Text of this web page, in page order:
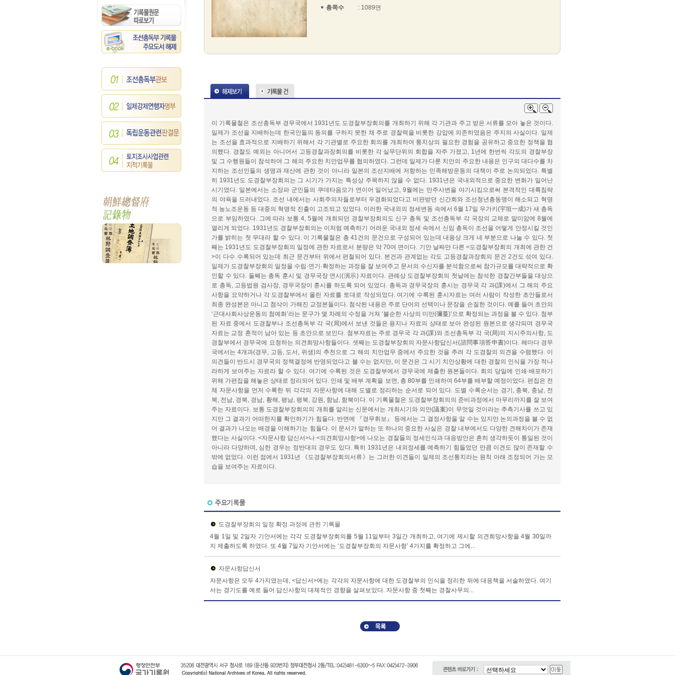
총쪽수 : 1089면
이 기록물철은 조선총독부 경무국에서 1931년도 도경찰부장회의를 개최하기 위해 각 기관과 주고 받은 서류를 모아 놓은 것이다.
일제가 조선을 지배하는데 한국인들의 동의를 구하지 못한 채 주로 경찰력을 비롯한 강압에 의존하였음은 주지의 사실이다. 일제
는 조선을 효과적으로 지배하기 위해서 각 기관별로 주요한 회의를 개최하여 통치상의 필요한 경험을 공유하고 중요한 정책을 협
의했다. 경찰도 예외는 아니어서 고등경찰과장회의를 비롯한 각 실무단위의 회합을 자주 가졌고, 1년에 한번씩 각도의 경찰부장
및 그 수행원들이 참석하여 그 해의 주요한 치안업무를 협의하였다. 그런데 일제가 다룬 치안의 주요한 내용은 인구의 대다수를 차
지하는 조선인들의 생명과 재산에 관한 것이 아니라 일본의 조선지배에 저항하는 민족해방운동의 대책이 주로 논의되었다. 특별
히 1931년도 도경찰부장회의는 그 시기가 가지는 특성상 주목하지 않을 수 없다. 1931년은 국내외적으로 중요한 변화가 일어난
시기였다. 일본에서는 소장파 군인들의 쿠데타음모가 연이어 일어났고, 9월에는 만주사변을 야기시킴으로써 본격적인 대륙침략
의 야욕을 드러내었다. 조선 내에서는 사회주의자들로부터 우경화되었다고 비판받던 신간회와 조선청년총동맹이 해소되고 혁명
적 농노조운동 등 대중의 혁명적 진출이 고조되고 있었다. 이러한 국내외의 정세변동 속에서 6월 17일 우가키(宇垣一成)가 새 총독
으로 부임하였다. 그에 따라 보통 4, 5월에 개최되던 경찰부장회의도 신구 총독 및 조선총독부 각 국장의 교체로 말미암에 8월에
열리게 되었다. 1931년도 경찰부장회의는 이처럼 예측하기 어려운 국내외 정세 속에서 신임 총독이 조선을 어떻게 안정시킬 것인
가를 밝히는 첫 무대라 할 수 있다. 이 기록물철은 총 41건의 문건으로 구성되어 있는데 내용상 크게 네 부분으로 나눌 수 있다. 첫
째는 1931년도 도경찰부장회의 일정에 관한 자료로서 분량은 약 70여 면이다. 기안 날짜만 다른 <도경찰부장회의 개최에 관한 건
>이 다수 수록되어 있는데 최근 문건부터 위에서 편철되어 있다. 본건과 관계없는 각도 고등경찰과장회의 문건 2건도 섞여 있다.
일제가 도경찰부장회의 일정을 수립·연기·확정하는 과정을 잘 보여주고 문서의 수신자를 분석함으로써 참가규모를 대략적으로 확
인할 수 있다. 둘째는 총독 훈시 및 경무국장 연시(演示) 자료이다. 관례상 도경찰부장회의 첫날에는 참석한 경찰간부들을 대상으
로 총독, 고등법원 검사장, 경무국장이 훈시를 하도록 되어 있었다. 총독과 경무국장의 훈시는 경무국 각 과(課)에서 그 해의 주요
사항을 요약하거나 각 도경찰부에서 올린 자료를 토대로 작성되었다. 여기에 수록된 훈시자료는 여러 사람이 작성한 초안들로서
최종 완성본은 아니고 첨삭이 가해진 교정본들이다. 첨삭된 내용은 주로 단어의 선택이나 문장을 손질한 것이다. 예를 들어 초안의
‘근대사회사상운동의 첨예화’라는 문구가 몇 차례의 수정을 거쳐 ‘불순한 사상의 미만(彌蔓)’으로 확정되는 과정을 볼 수 있다. 첨부
된 자료 중에서 도경찰부나 조선총독부 각 국(局)에서 보낸 것들은 용지나 자료의 상태로 보아 완성된 원본으로 생각되며 경무국
자료는 교정 흔적이 남아 있는 등 초안으로 보인다. 첨부자료는 주로 경무국 각 과(課)와 조선총독부 각 국(局)의 지시주의사항, 도
경찰부에서 경무국에 요청하는 의견희망사항들이다. 셋째는 도경찰부장회의 자문사항답신서(諮問事項答申書)이다. 해마다 경무
국에서는 4개과(경무, 고등, 도서, 위생)의 추천으로 그 해의 치안업무 중에서 주요한 것을 추려 각 도경찰의 의견을 수렴했다. 이
의견들이 반드시 경무국의 정책결정에 반영되었다고 볼 수는 없지만, 이 문건은 그 시기 치안상황에 대한 경찰의 인식을 가장 적나
라하게 보여주는 자료라 할 수 있다. 여기에 수록된 것은 도경찰부에서 경무국에 제출한 원본들이다. 회의 당일에 인쇄·배포하기
위해 가편집을 해놓은 상태로 정리되어 있다. 인쇄 및 배부 계획을 보면, 총 80부를 인쇄하여 64부를 배부할 예정이었다. 편집은 전
체 자문사항을 먼저 수록한 뒤 각각의 자문사항에 대해 도별로 정리하는 순서로 되어 있다. 도별 수록순서는 경기, 충북, 충남, 전
북, 전남, 경북, 경남, 황해, 평남, 평북, 강원, 함남, 함북이다. 이 기록물철은 도경찰부장회의의 준비과정에서 마무리까지를 잘 보여
주는 자료이다. 보통 도경찰부장회의의 개최를 알리는 신문에서는 개최시기와 의안(議案)이 무엇일 것이라는 추측기사를 쓰고 있
지만 그 결과가 어떠한지를 확인하기가 힘들다. 반면에 『경무휘보』 등에서는 그 결정사항을 알 수는 있지만 논의과정을 볼 수 없
어 결과가 나오는 배경을 이해하기는 힘들다. 이 문서가 말하는 또 하나의 중요한 사실은 경찰 내부에서도 다양한 견해차이가 존재
했다는 사실이다. <자문사항 답신서>나 <의견희망사항>에 나오는 경찰들의 정세인식과 대응방안은 흔히 생각하듯이 통일된 것이
아니라 다양하며, 심한 경우는 정반대의 경우도 있다. 특히 1931년은 내외정세를 예측하기 힘들었던 만큼 이견도 많이 존재할 수
밖에 없었다. 이런 점에서 1931년 《도경찰부장회의서류》는 그러한 이견들이 일제의 조선통치라는 원칙 아래 조정되어 가는 모
습을 보여주는 자료이다.
도경찰부장회의 일정 확정 과정에 관한 기록물
4월 1일 및 2일자 기안서에는 각각 도경찰부장회의를 5월 11일부터 3일간 개최하고, 여기에 제시할 의견희망사항을 4월 30일까
지 제출하도록 하였다. 또 4월 7일자 기안서에는 ‘도경찰부장회의 자문사항’ 4가지를 확정하고 그에...
자문사항답신서
자문사항은 모두 4가지였는데, <답신서>에는 각각의 자문사항에 대한 도경찰부의 인식을 정리한 뒤에 대응책을 서술하였다. 여기
서는 경기도를 예로 들어 답신사항의 대체적인 경향을 살펴보았다. 자문사항 중 첫째는 경찰사무의...